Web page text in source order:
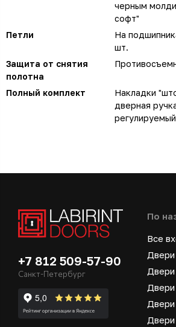
черным
софт"
Петли
На
шт.
Защита от снятия
полотна
Полный комплект
Накладки
дверная
+7 812 509-57-90
Санкт-Петербург
По
Все
Двери
Двери
Двери